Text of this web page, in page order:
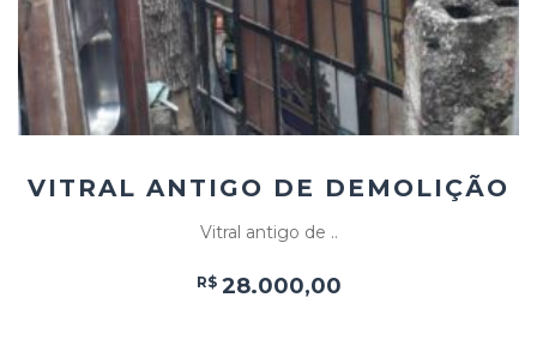
VITRAL ANTIGO DE DEMOLIÇÃO
Vitral antigo de ..
R$ 28.000,00